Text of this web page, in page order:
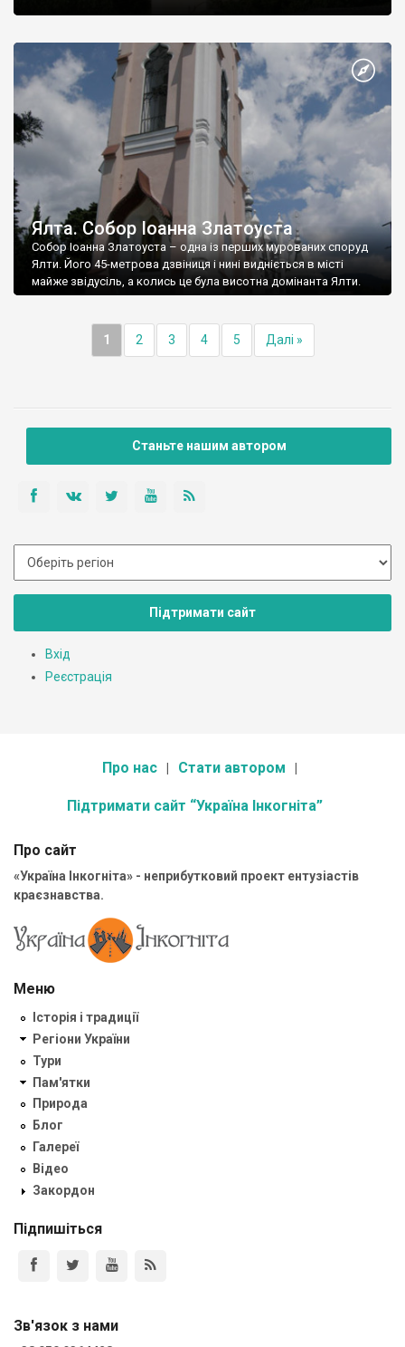
Ялта. Собор Іоанна Златоуста
Собор Іоанна Златоуста – одна із перших мурованих споруд
Ялти. Його 45-метрова дзвіниця і нині видніється в місті
майже звідусіль, а колись це була висотна домінанта Ялти.
1 2 3 4 5 Далі »
Станьте нашим автором
Підтримати сайт
Вхід
Реєстрація
Про нас Стати автором
Підтримати сайт “Україна Інкогніта”
Про сайт
«Україна Інкогніта» - неприбутковий проект ентузіастів
краєзнавства.
Меню
Історія і традиції
Регіони України
Тури
Пам'ятки
Природа
Блог
Галереї
Відео
Закордон
Підпишіться
Зв'язок з нами